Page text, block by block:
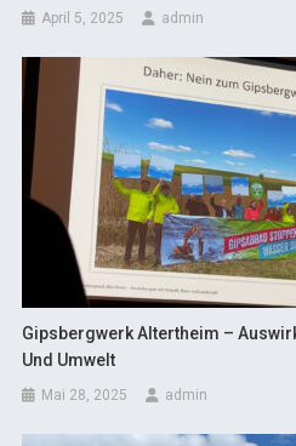
April 5, 2025 admin
Gipsbergwerk Altertheim –
Und Umwelt
Mai 28, 2025 admin